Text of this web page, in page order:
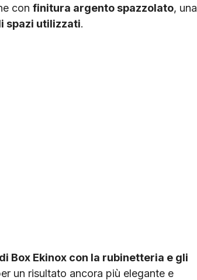
con finitura argento spazzolato, una
spazi utilizzati.
Box Ekinox con la rubinetteria e gli
un risultato ancora più elegante e